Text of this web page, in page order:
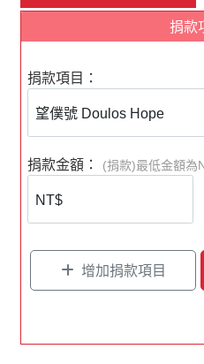
除了線上匯款，您也可以選
【銀行匯款】
銀行：中國信託商業銀
822）
帳號：495-540-49246-6
後五碼、地址、奉獻專
【郵局匯款】
郵局劃撥帳號：
戶名：社團法人台灣
＊請在劃撥單備註奉獻
匯款相關問題請洽OM財務同
捐款
捐款項目：
捐款金額： (捐款)最低金額為
增加捐款項目